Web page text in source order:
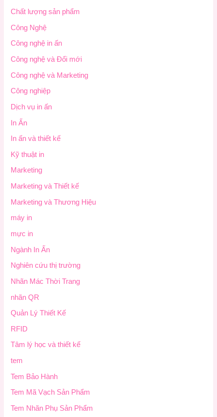
Chất lượng sản phẩm
Công Nghệ
Công nghệ in ấn
Công nghệ và Đổi mới
Công nghệ và Marketing
Công nghiệp
Dịch vụ in ấn
In Ấn
In ấn và thiết kế
Kỹ thuật in
Marketing
Marketing và Thiết kế
Marketing và Thương Hiệu
máy in
mực in
Ngành In Ấn
Nghiên cứu thị trường
Nhãn Mác Thời Trang
nhãn QR
Quản Lý Thiết Kế
RFID
Tâm lý học và thiết kế
tem
Tem Bảo Hành
Tem Mã Vạch Sản Phẩm
Tem Nhãn Phụ Sản Phẩm